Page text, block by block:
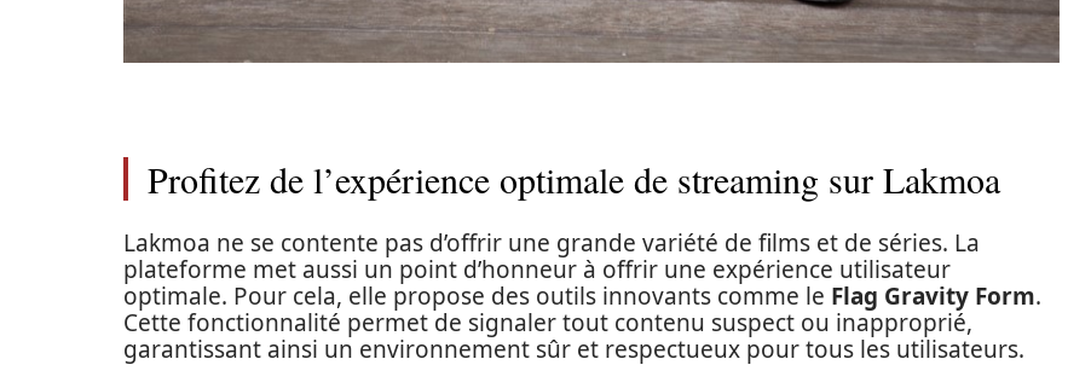
Profitez de l’expérience optimale de streaming sur Lakmoa
Lakmoa ne se contente pas d’offrir une grande variété de films et de séries. La
plateforme met aussi un point d’honneur à offrir une expérience utilisateur
optimale. Pour cela, elle propose des outils innovants comme le Flag Gravity Form.
Cette fonctionnalité permet de signaler tout contenu suspect ou inapproprié,
garantissant ainsi un environnement sûr et respectueux pour tous les utilisateurs.